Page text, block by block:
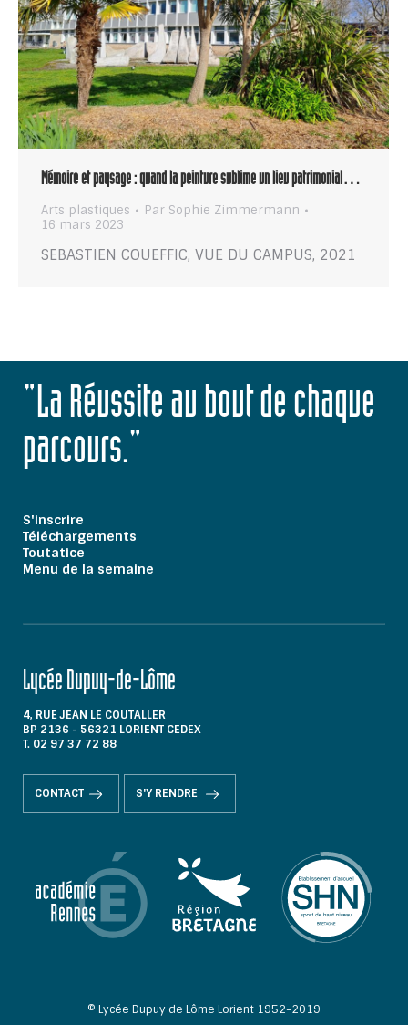
Mémoire et paysage : quand la peinture sublime un lieu patrimonial…
Arts plastiques Par Sophie Zimmermann
16 mars 2023
SEBASTIEN COUEFFIC, VUE DU CAMPUS, 2021
"La Réussite au bout de chaque
parcours."
S'inscrire
Téléchargements
Toutatice
Menu de la semaine
Lycée Dupuy-de-Lôme
4, RUE JEAN LE COUTALLER
BP 2136 - 56321 LORIENT CEDEX
T. 02 97 37 72 88
CONTACT S'Y RENDRE
© Lycée Dupuy de Lôme Lorient 1952-2019